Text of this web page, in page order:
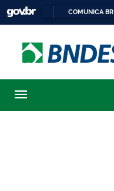
COMUNICA BR